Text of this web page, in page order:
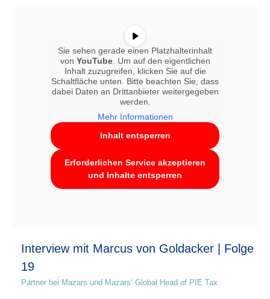
Sie sehen gerade einen Platzhalterinhalt
von YouTube. Um auf den eigentlichen
Inhalt zuzugreifen, klicken Sie auf die
Schaltfläche unten. Bitte beachten Sie, dass
dabei Daten an Drittanbieter weitergegeben
werden.
Mehr Informationen
Inhalt entsperren
Erforderlichen Service akzeptieren
und Inhalte entsperren
Interview mit Marcus von Goldacker | Folge
19
Partner bei Mazars und Mazars‘ Global Head of PIE Tax